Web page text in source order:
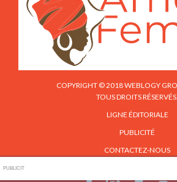
COPYRIGHT © 2018 WEBLOGY
TOUS DROITS RÉSERVÉS.
LIGNE ÉDITORIALE
PUBLICITÉ
CONTACTEZ-NOUS
PUBLICIT